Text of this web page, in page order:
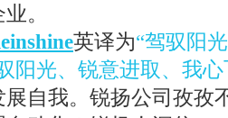
。
英译为“驾驭阳
阳光、锐意进取、我心
自我。锐扬公司孜孜